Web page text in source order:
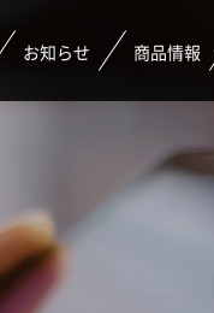
お知らせ 商品情報